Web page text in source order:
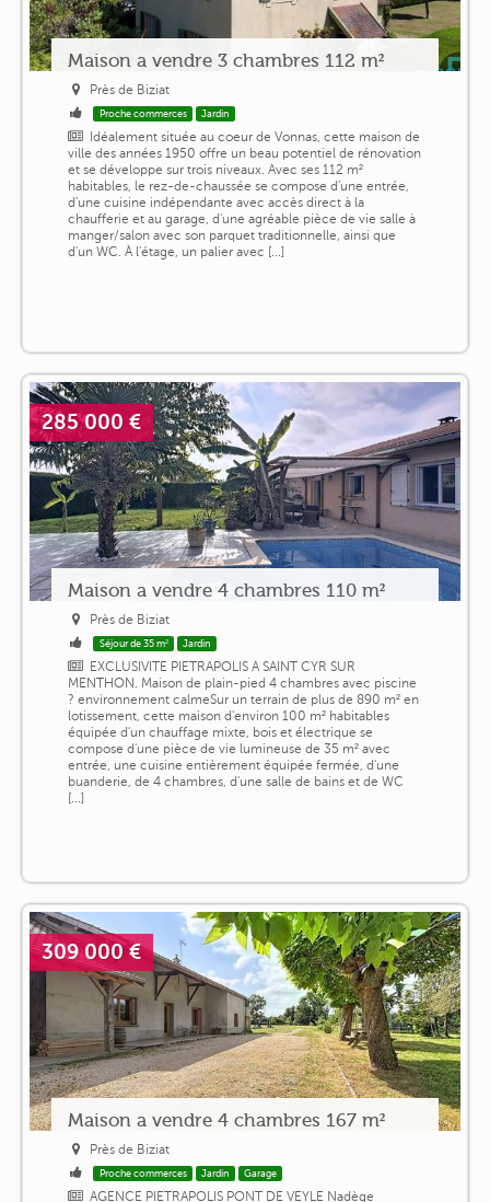
Maison a vendre 3 chambres 112 m²
Près de Biziat
Proche commerces Jardin
Idéalement située au coeur de Vonnas, cette maison de
ville des années 1950 offre un beau potentiel de rénovation
et se développe sur trois niveaux. Avec ses 112 m²
habitables, le rez-de-chaussée se compose d'une entrée,
d'une cuisine indépendante avec accès direct à la
chaufferie et au garage, d'une agréable pièce de vie salle à
manger/salon avec son parquet traditionnelle, ainsi que
d'un WC. À l'étage, un palier avec [...]
285 000 €
Maison a vendre 4 chambres 110 m²
Près de Biziat
Séjour de 35 m² Jardin
EXCLUSIVITE PIETRAPOLIS A SAINT CYR SUR
MENTHON. Maison de plain-pied 4 chambres avec piscine
? environnement calmeSur un terrain de plus de 890 m² en
lotissement, cette maison d'environ 100 m² habitables
équipée d'un chauffage mixte, bois et électrique se
compose d'une pièce de vie lumineuse de 35 m² avec
entrée, une cuisine entièrement équipée fermée, d'une
buanderie, de 4 chambres, d'une salle de bains et de WC
[...]
309 000 €
Maison a vendre 4 chambres 167 m²
Près de Biziat
Proche commerces Jardin Garage
AGENCE PIETRAPOLIS PONT DE VEYLE Nadège